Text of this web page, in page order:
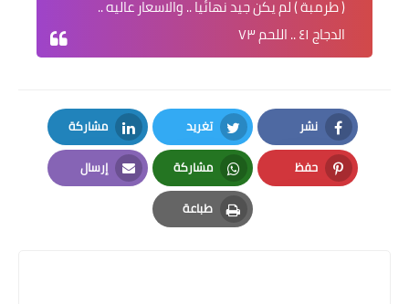
( طرمبة ) لم يكن جيد نهائيا .. والاسعار عاليه ..
الدجاج ٤١ .. اللحم ٧٣
نشر
Facebook
تغريد
Twitter
مشاركة
LinkedIn
حفظ
Pinterest
مشاركة
Whatsapp
إرسال
Email
طباعة
Print